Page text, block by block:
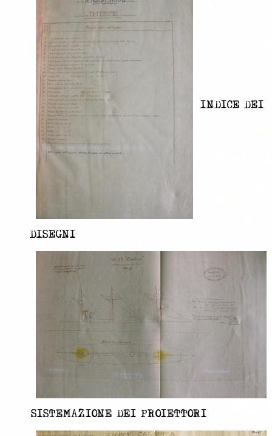
INDICE DEI
DISEGNI
SISTEMAZIONE DEI PROIETTORI